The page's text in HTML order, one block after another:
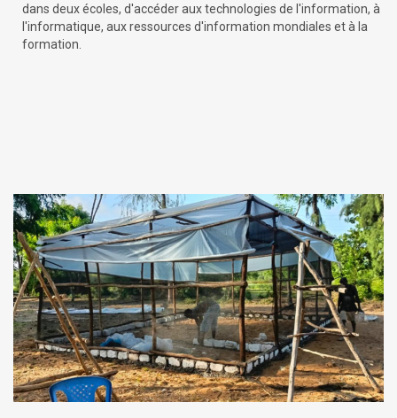
dans deux écoles, d'accéder aux technologies de l'information, à
l'informatique, aux ressources d'information mondiales et à la
formation.